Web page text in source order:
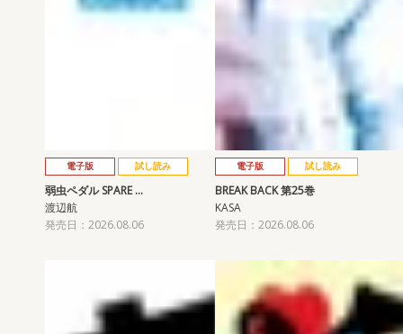
電子版 試し読み
弱虫ペダル SPARE …
渡辺航
発売日：2026.08.06
電子版 試し読み
BREAK BACK 第25巻
KASA
発売日：2026.08.06